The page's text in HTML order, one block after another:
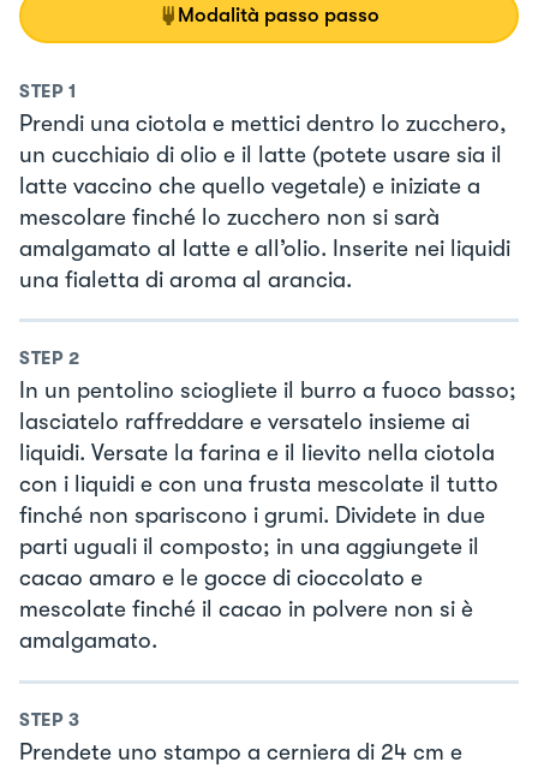
Modalità passo passo
STEP 1
Prendi una ciotola e mettici dentro lo zucchero,
un cucchiaio di olio e il latte (potete usare sia il
latte vaccino che quello vegetale) e iniziate a
mescolare finché lo zucchero non si sarà
amalgamato al latte e all’olio. Inserite nei liquidi
una fialetta di aroma al arancia.
STEP 2
In un pentolino sciogliete il burro a fuoco basso;
lasciatelo raffreddare e versatelo insieme ai
liquidi. Versate la farina e il lievito nella ciotola
con i liquidi e con una frusta mescolate il tutto
finché non spariscono i grumi. Dividete in due
parti uguali il composto; in una aggiungete il
cacao amaro e le gocce di cioccolato e
mescolate finché il cacao in polvere non si è
amalgamato.
STEP 3
Prendete uno stampo a cerniera di 24 cm e